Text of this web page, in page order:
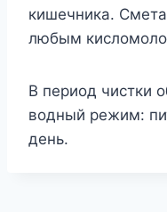
кишечника.
любым
В период чистки
водный режим:
день.